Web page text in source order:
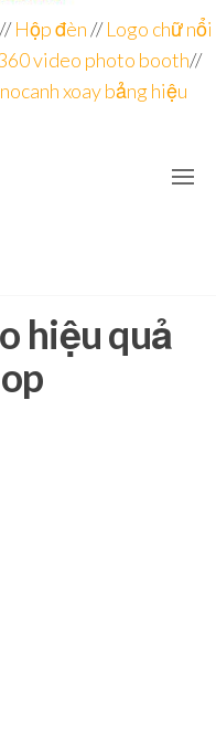
//Hộp đèn//Logo chữ nổi
video photo booth//
xoay bảng hiệu
hiệu quả